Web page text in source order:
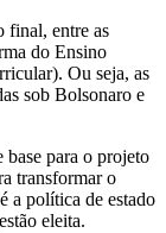
final, entre as
do Ensino
Ou seja, as
sob Bolsonaro e
base para o projeto
transformar o
a política de estado
eleita.